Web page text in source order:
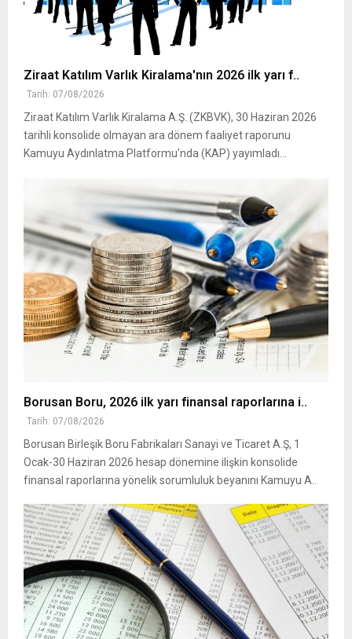
Ziraat Katılım Varlık Kiralama'nın 2026 ilk yarı f..
Tarih: 07/08/2026
Ziraat Katılım Varlık Kiralama A.Ş. (ZKBVK), 30 Haziran 2026
tarihli konsolide olmayan ara dönem faaliyet raporunu
Kamuyu Aydınlatma Platformu'nda (KAP) yayımladı...
Borusan Boru, 2026 ilk yarı finansal raporlarına i..
Tarih: 07/08/2026
Borusan Birleşik Boru Fabrikaları Sanayi ve Ticaret A.Ş, 1
Ocak-30 Haziran 2026 hesap dönemine ilişkin konsolide
finansal raporlarına yönelik sorumluluk beyanını Kamuyu A..